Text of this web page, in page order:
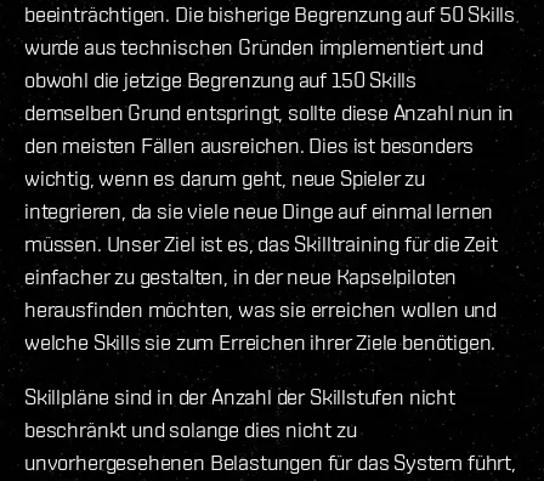
beeinträchtigen. Die bisherige Begrenzung auf 50 Skills
wurde aus technischen Gründen implementiert und
obwohl die jetzige Begrenzung auf 150 Skills
demselben Grund entspringt, sollte diese Anzahl nun in
den meisten Fällen ausreichen. Dies ist besonders
wichtig, wenn es darum geht, neue Spieler zu
integrieren, da sie viele neue Dinge auf einmal lernen
müssen. Unser Ziel ist es, das Skilltraining für die Zeit
einfacher zu gestalten, in der neue Kapselpiloten
herausfinden möchten, was sie erreichen wollen und
welche Skills sie zum Erreichen ihrer Ziele benötigen.
Skillpläne sind in der Anzahl der Skillstufen nicht
beschränkt und solange dies nicht zu
unvorhergesehenen Belastungen für das System führt,